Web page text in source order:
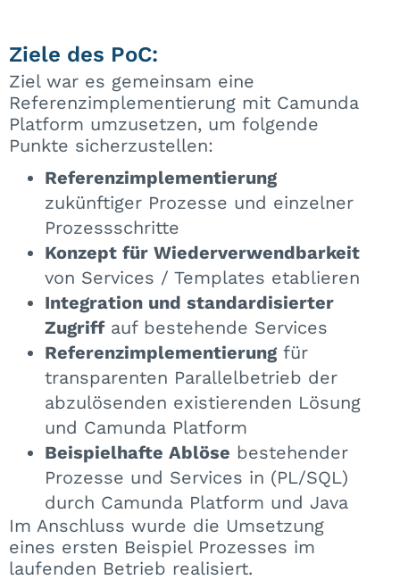
Ziele des PoC:
Ziel war es gemeinsam eine
Referenzimplementierung mit Camunda
Platform umzusetzen, um folgende
Punkte sicherzustellen:
Referenzimplementierung
zukünftiger Prozesse und einzelner
Prozessschritte
Konzept für Wiederverwendbarkeit
von Services / Templates etablieren
Integration und standardisierter
Zugriffauf bestehende Services
Referenzimplementierung für
transparenten Parallelbetrieb der
abzulösenden existierenden Lösung
und Camunda Platform
Beispielhafte Ablöse bestehender
Prozesse und Services in (PL/SQL)
durch Camunda Platform und Java
Im Anschluss wurde die Umsetzung
eines ersten Beispiel Prozesses im
laufenden Betrieb realisiert.